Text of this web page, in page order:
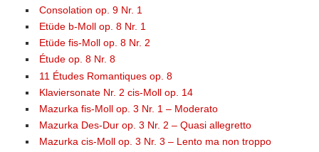
Consolation op. 9 Nr. 1
Etüde b-Moll op. 8 Nr. 1
Etüde fis-Moll op. 8 Nr. 2
Étude op. 8 Nr. 8
11 Études Romantiques op. 8
Klaviersonate Nr. 2 cis-Moll op. 14
Mazurka fis-Moll op. 3 Nr. 1 – Moderato
Mazurka Des-Dur op. 3 Nr. 2 – Quasi allegretto
Mazurka cis-Moll op. 3 Nr. 3 – Lento ma non troppo